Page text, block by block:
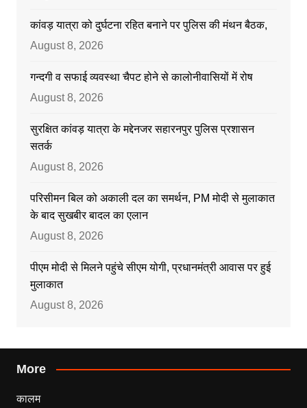
कांवड़ यात्रा को दुर्घटना रहित बनाने पर पुलिस की मंथन बैठक,
August 8, 2026
गन्दगी व सफाई व्यवस्था चैपट होने से कालोनीवासियों में रोष
August 8, 2026
सुरक्षित कांवड़ यात्रा के मद्देनजर सहारनपुर पुलिस प्रशासन
सतर्क
August 8, 2026
परिसीमन बिल को अकाली दल का समर्थन, PM मोदी से मुलाकात
के बाद सुखबीर बादल का एलान
August 8, 2026
पीएम मोदी से मिलने पहुंचे सीएम योगी, प्रधानमंत्री आवास पर हुई
मुलाकात
August 8, 2026
More
कालम